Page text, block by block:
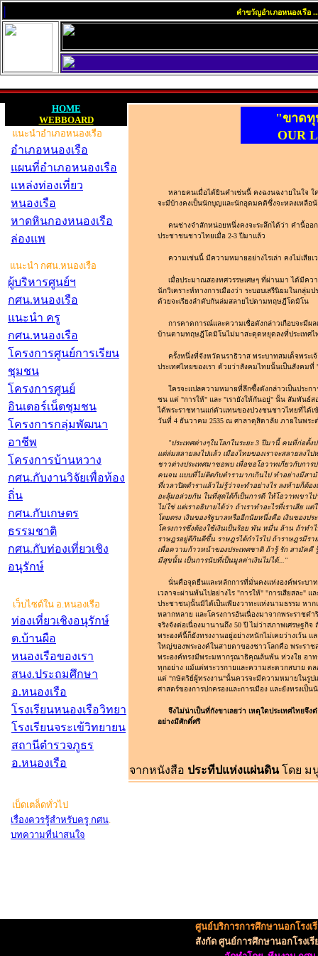
| คำขวัญอำเภอหนองเรือ
HOME
WEBBOARD
แนะนำอำเภอหนองเรือ
อำเภอหนองเรือ
แผนที่อำเภอหนองเรือ
แหล่งท่องเที่ยว
หนองเรือ
หาดหินกองหนองเรือ
ล่องแพ
แนะนำ กศน.หนองเรือ
ผู้บริหารศูนย์ฯ
กศน.หนองเรือ
แนะนำ ครู
กศน.หนองเรือ
โครงการศูนย์การเรียน
ชุมชน
โครงการศูนย์
อินเตอร์เน็ตชุมชน
โครงการกลุ่มพัฒนา
อาชีพ
โครงการบ้านหวาง
กศน.กับงานวิจัยเพื่อท้อง
ถิ่น
กศน.กับเกษตร
ธรรมชาติ
กศน.กับท่องเที่ยวเชิง
อนุรักษ์
เว็บไซต์ใน อ.หนองเรือ
ท่องเที่ยวเชิงอนุรักษ์
ต.บ้านผือ
หนองเรือของเรา
สนง.ประถมศึกษา
อ.หนองเรือ
โรงเรียนหนองเรือวิทยา
โรงเรียนจระเข้วิทยายน
สถานีตำรวจภูธร
อ.หนองเรือ
เบ็ดเตล็ดทั่วไป
เรื่องควรรู้สำหรับครู กศน.
บทความที่น่าสนใจ
"ขาด
OUR
หลายคนเมื่อได้ยินคำเช่นนี้ คงฉงนฉงายในใจ
จะมีบ้างคงเป็นนักบุญและนักอุดมคติซึ่งจะหลงเหลื
คนช่างจำสักหน่อยหนึ่งคงจะระลึกได้ว่า คำนี้ออ
ประชาชนชาวไทยเมื่อ 2-3 ปีมาแล้ว
ความเช่นนี้ มีความหมายอย่างไรเล่า คงไม่เสีย
เมื่อประมาณสองทศวรรษเศษๆ ที่ผ่านมา ได้มีคว
นักวิเคราะห์ทางการเมืองว่า ระบอบเสรีนิยมในกลุ่ม
ด้วยจะเรียงลำดับกันล่มสลายไปตามทฤษฎีโดมิโน
การคาดการณ์และความเชื่อดังกล่าวเกือบจะมีผล
บ้านตามทฤษฎีโดมิโนไม่มาสะดุดหยุดลงที่ประเทศไ
ครั้งหนึ่งที่จังหวัดนราธิวาส พระบาทสมเด็จพระ
ประเทศไทยของเรา ด้วยว่าสังคมไทยนั้นเป็นสังคมที่
ใครจะแปลความหมายที่ลึกซึ้งดังกล่าวเป็นประก
ชน แต่ "การให้" และ "เรายังให้กันอยู่" นั้น สัมพันธ์ส
ได้พระราชทานแก่ตัวแทนของปวงชนชาวไทยที่ได้เ
วันที่ 4 ธันวาคม 2535 ณ ศาลาดุสิดาลัย ภายในพร
"ประเทศต่างๆในโลกในระยะ 3 ปีมานี้ คนที่ก่อตั้
แต่ล่มสลายลงไปแล้ว เมืองไทยของเราจะสลายลง
ชาวต่างประเทศมาขอพบ เพื่อขอโอวาทเกี่ยวกับการ
คนจน แบบที่ไม่ติดกับตำรามากเกินไป ทำอย่างมีส
ที่เวลาปิดตำราแล้วไม่รู้ว่าจะทำอย่างไร ลงท้ายก็ต้อ
อะลุ้มอล่วยกัน ในที่สุดได้ก็เป็นการดี ให้โอวาทเขาไ
ไม่ใช่ แต่เราอธิบายได้ว่า ถ้าเราทำอะไรที่เราเสีย
โดยตรง เงินของรัฐบาลหรืออีกนัยหนึ่งคือ เงินของ
โครงการซึ่งต้องใช้เงินเป็นร้อย พัน หมื่น ล้าน ถ้าทำ
ราษฎรอยู่ดีกินดีขึ้น ราษฎรได้กำไรไป ถ้าราษฎรมีรา
เพื่อความก้าวหน้าของประเทศชาติ ถ้ารู้ รัก สามัคคี
มีสุขนั้น เป็นการนับที่เป็นมูลค่าเงินไม่ได้..."
นั่นคือจุดยืนและหลักการที่มั่นคงแห่งองค์พระบา
เวลาจะผ่านพ้นไปอย่างไร "การให้" "การเสียสละ"
ประชาชน)นั้นมิได้เป็นเพียงวาทะแห่งนามธรรม หา
หลากหลาย และโครงการอันเนื่องมาจากพระราชด
จริงจังต่อเนื่องมานานถึง 50 ปี ไม่ว่าสภาพเศรษฐกิจ
พระองค์นี้ก็ยังทรงงานอยู่อย่างหนักไม่เคยว่างเว้น
ใหญ่ของพระองค์ในสายตาของชาวโลกคือ พระร
พระองค์ทรงมีพระมหากรุณาธิคุณล้นพ้น ห่วงใย อา
ทุกอย่าง แม้แต่พระวรกายและความสะดวกสบาย
แต่ "กษัตริย์ผู้ทรงงาน"นั้นควรจะมีความหมายในรู
ศาสตร์ของการปกครองและการเมือง และยังทรง
จึงไม่น่าเป็นที่กังขาเลยว่า เหตุใดประเทศไทยจึ
อย่างมีศักดิ์ศรี
จากหนังสือ ประทีปแห่งแผ่นดินโดย ม
ศูนย์บริการการศึกษานอกโรงเ
สังกัด ศูนย์การศึกษานอกโรงเ